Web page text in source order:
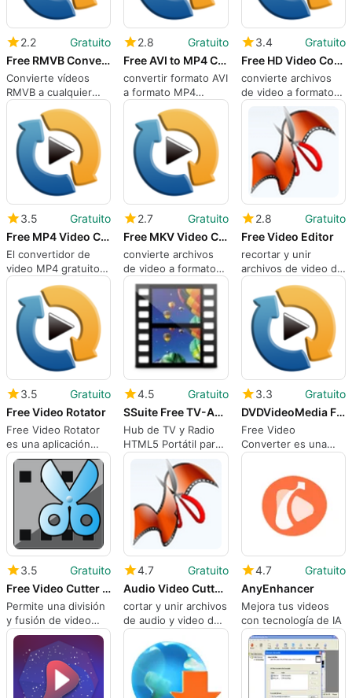
2.2
Gratuito
Free RMVB Converter
Convierte vídeos
RMVB a cualquier
formato
2.8
Gratuito
Free AVI to MP4 Converter
convertir formato AVI
a formato MP4
H264, etc
3.4
Gratuito
Free HD Video Converter
convierte archivos
de video a formato
mp4 hd fácilmente
3.5
Gratuito
Free MP4 Video Converter
El convertidor de
video MP4 gratuito
es una herramienta
de conversión de
video profesional
rica en funciones y
fácil de usar.
2.7
Gratuito
Free MKV Video Converter
convierte archivos
de video a formato
mp4 fácilmente
2.8
Gratuito
Free Video Editor
recortar y unir
archivos de video de
forma rápida, sencilla
y sin pérdidas
3.5
Gratuito
Free Video Rotator
Free Video Rotator
es una aplicación
gratuita para
Windows que
permite rotar clips
de video 90 grados
en sentido horario.
4.5
Gratuito
SSuite Free TV-App
Hub de TV y Radio
HTML5 Portátil para
Escritorios Windows
3.3
Gratuito
DVDVideoMedia Free Video Converter
Free Video
Converter es una
herramienta de
conversión de video
profesional rica en
funciones y fácil de
usar.
3.5
Gratuito
Free Video Cutter Joiner
Permite una división
y fusión de video
rápidas, precisas y
sin pérdidas
4.7
Gratuito
Audio Video Cutter Joiner Suite
cortar y unir archivos
de audio y video de
forma rápida y sin
pérdida
4.7
Gratuito
AnyEnhancer
Mejora tus videos
con tecnología de IA